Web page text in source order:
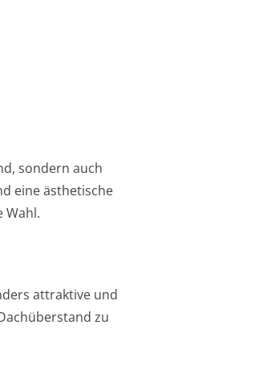
sondern auch
eine ästhetische
Wahl.
attraktive und
zu